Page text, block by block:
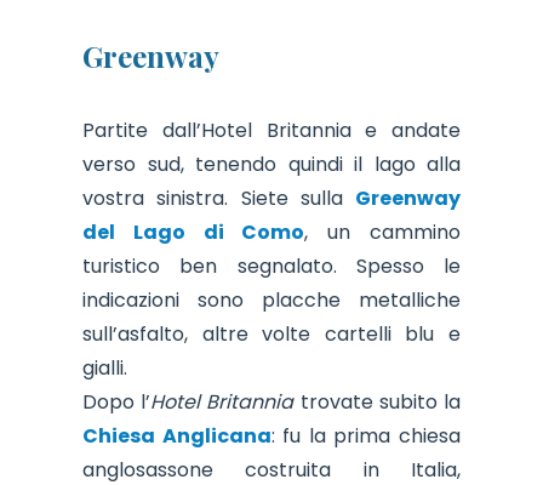
Greenway
Partite dall’Hotel Britannia e andate
verso sud, tenendo quindi il lago alla
vostra sinistra. Siete sulla Greenway
del Lago di Como, un cammino
turistico ben segnalato. Spesso le
indicazioni sono placche metalliche
sull’asfalto, altre volte cartelli blu e
gialli.
Dopo l’Hotel Britanniatrovate subito la
Chiesa Anglicana: fu la prima chiesa
anglosassone costruita in Italia,